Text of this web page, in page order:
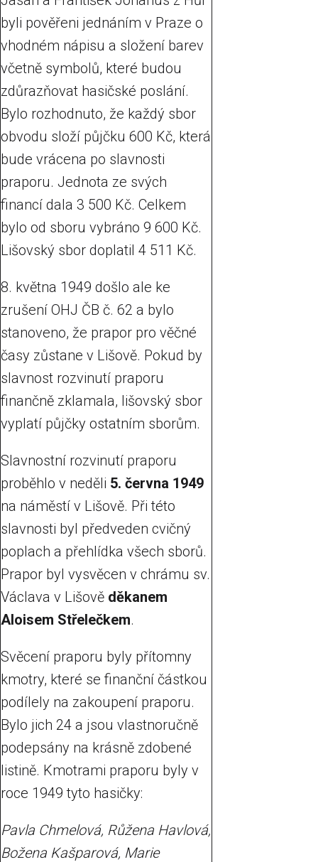
byli pověřeni jednáním v Praze o
vhodném nápisu a složení barev
včetně symbolů, které budou
zdůrazňovat hasičské poslání.
Bylo rozhodnuto, že každý sbor
obvodu složí půjčku 600 Kč, která
bude vrácena po slavnosti
praporu. Jednota ze svých
financí dala 3 500 Kč. Celkem
bylo od sboru vybráno 9 600 Kč.
Lišovský sbor doplatil 4 511 Kč.
8. května 1949 došlo ale ke
zrušení OHJ ČB č. 62 a bylo
stanoveno, že prapor pro věčné
časy zůstane v Lišově. Pokud by
slavnost rozvinutí praporu
finančně zklamala, lišovský sbor
vyplatí půjčky ostatním sborům.
Slavnostní rozvinutí praporu
proběhlo v neděli 5. června 1949
na náměstí v Lišově. Při této
slavnosti byl předveden cvičný
poplach a přehlídka všech sborů.
Prapor byl vysvěcen v chrámu sv.
Václava v Lišově děkanem
Aloisem Střelečkem.
Svěcení praporu byly přítomny
kmotry, které se finanční částkou
podílely na zakoupení praporu.
Bylo jich 24 a jsou vlastnoručně
podepsány na krásně zdobené
listině. Kmotrami praporu byly v
roce 1949 tyto hasičky:
Pavla Chmelová, Růžena Havlová,
Božena Kašparová, Marie